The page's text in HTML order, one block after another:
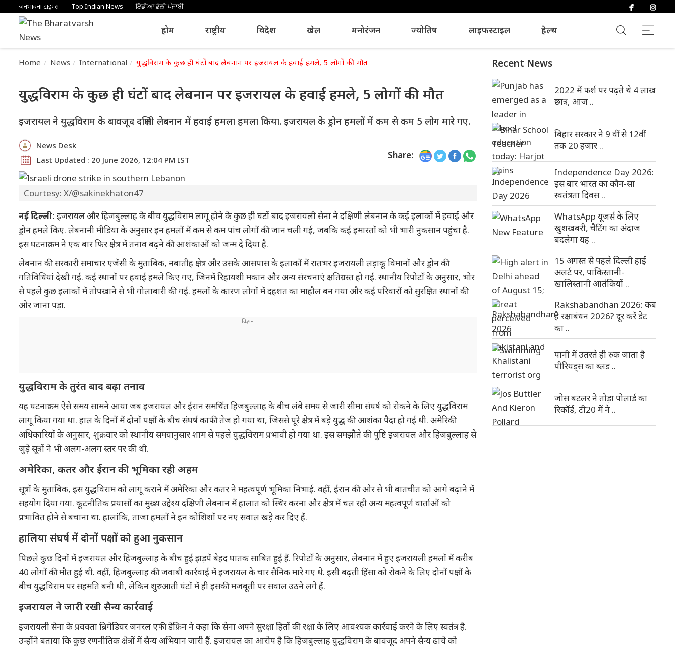
जनभावना टाइम्स Top Indian News ਇੰਡੀਆ ਡੇਲੀ ਪੰਜਾਬੀ
होम राष्ट्रीय विदेश खेल मनोरंजन ज्योतिष लाइफस्टाइल हेल्थ
Home News International युद्धविराम के कुछ ही घंटों बाद लेबनान पर इजरायल के हवाई हमले, 5 लोगों की मौत
युद्धविराम के कुछ ही घंटों बाद लेबनान पर इजरायल के हवाई हमले, 5 लोगों की मौत
इजरायल ने युद्धविराम के बावजूद दक्षिणी लेबनान में हवाई हमला हमला किया. इजरायल के ड्रोन हमलों में कम से कम 5 लोग मारे गए.
News Desk
Last Updated : 20 June 2026, 12:04 PM IST
Share:
Courtesy: X/@sakinekhaton47
नई दिल्ली: इजरायल और हिजबुल्लाह के बीच युद्धविराम लागू होने के कुछ ही घंटों बाद इजरायली सेना ने दक्षिणी लेबनान के कई इलाकों में हवाई और
ड्रोन हमले किए. लेबनानी मीडिया के अनुसार इन हमलों में कम से कम पांच लोगों की जान चली गई, जबकि कई इमारतों को भी भारी नुकसान पहुंचा है.
इस घटनाक्रम ने एक बार फिर क्षेत्र में तनाव बढ़ने की आशंकाओं को जन्म दे दिया है.
लेबनान की सरकारी समाचार एजेंसी के मुताबिक, नबातीह क्षेत्र और उसके आसपास के इलाकों में रातभर इजरायली लड़ाकू विमानों और ड्रोन की
गतिविधियां देखी गईं. कई स्थानों पर हवाई हमले किए गए, जिनमें रिहायशी मकान और अन्य संरचनाएं क्षतिग्रस्त हो गईं. स्थानीय रिपोर्टों के अनुसार, भोर
से पहले कुछ इलाकों में तोपखाने से भी गोलाबारी की गई. हमलों के कारण लोगों में दहशत का माहौल बन गया और कई परिवारों को सुरक्षित स्थानों की
ओर जाना पड़ा.
युद्धविराम के तुरंत बाद बढ़ा तनाव
यह घटनाक्रम ऐसे समय सामने आया जब इजरायल और ईरान समर्थित हिजबुल्लाह के बीच लंबे समय से जारी सीमा संघर्ष को रोकने के लिए युद्धविराम
लागू किया गया था. हाल के दिनों में दोनों पक्षों के बीच संघर्ष काफी तेज हो गया था, जिससे पूरे क्षेत्र में बड़े युद्ध की आशंका पैदा हो गई थी. अमेरिकी
अधिकारियों के अनुसार, शुक्रवार को स्थानीय समयानुसार शाम से पहले युद्धविराम प्रभावी हो गया था. इस समझौते की पुष्टि इजरायल और हिजबुल्लाह से
जुड़े सूत्रों ने भी अलग-अलग स्तर पर की थी.
अमेरिका, कतर और ईरान की भूमिका रही अहम
सूत्रों के मुताबिक, इस युद्धविराम को लागू कराने में अमेरिका और कतर ने महत्वपूर्ण भूमिका निभाई. वहीं, ईरान की ओर से भी बातचीत को आगे बढ़ाने में
सहयोग दिया गया. कूटनीतिक प्रयासों का मुख्य उद्देश्य दक्षिणी लेबनान में हालात को स्थिर करना और क्षेत्र में चल रही अन्य महत्वपूर्ण वार्ताओं को
प्रभावित होने से बचाना था. हालांकि, ताजा हमलों ने इन कोशिशों पर नए सवाल खड़े कर दिए हैं.
हालिया संघर्ष में दोनों पक्षों को हुआ नुकसान
पिछले कुछ दिनों में इजरायल और हिजबुल्लाह के बीच हुई झड़पें बेहद घातक साबित हुई हैं. रिपोर्टों के अनुसार, लेबनान में हुए इजरायली हमलों में करीब
40 लोगों की मौत हुई थी. वहीं, हिजबुल्लाह की जवाबी कार्रवाई में इजरायल के चार सैनिक मारे गए थे. इसी बढ़ती हिंसा को रोकने के लिए दोनों पक्षों के
बीच युद्धविराम पर सहमति बनी थी, लेकिन शुरुआती घंटों में ही इसकी मजबूती पर सवाल उठने लगे हैं.
इजरायल ने जारी रखी सैन्य कार्रवाई
इजरायली सेना के प्रवक्ता ब्रिगेडियर जनरल एफी डेफ्रिन ने कहा कि सेना अपने सुरक्षा हितों की रक्षा के लिए आवश्यक कार्रवाई करने के लिए स्वतंत्र है.
उन्होंने बताया कि कुछ रणनीतिक क्षेत्रों में सैन्य अभियान जारी हैं. इजरायल का आरोप है कि हिजबुल्लाह युद्धविराम के बावजूद अपने सैन्य ढांचे को
Recent News
2022 में फर्श पर पढ़ते थे 4 लाख
छात्र, आज ..
बिहार सरकार ने 9 वीं से 12वीं
तक 20 हजार ..
Independence Day 2026:
इस बार भारत का कौन-सा
स्वतंत्रता दिवस ..
WhatsApp यूजर्स के लिए
खुशखबरी, चैटिंग का अंदाज
बदलेगा यह ..
15 अगस्त से पहले दिल्ली हाई
अलर्ट पर, पाकिस्तानी-
खालिस्तानी आतंकियों ..
Rakshabandhan 2026: कब
है रक्षाबंधन 2026? दूर करें डेट
का ..
पानी में उतरते ही रुक जाता है
पीरियड्स का ब्लड ..
जोस बटलर ने तोड़ा पोलार्ड का
रिकॉर्ड, टी20 में ने ..